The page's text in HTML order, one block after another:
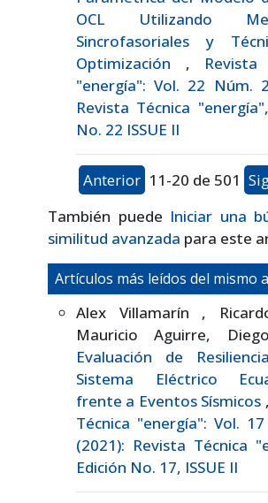
OCL Utilizando
Sincrofasoriales y
Optimización , Revista
"energía": Vol. 22 Núm.
Revista Técnica
No. 22 ISSUE II
Anterior 11-20 de 501
También puede Iniciar una
similitud avanzada para este
Artículos más leídos del mismo
Alex Villamarín ,
Mauricio Aguirre,
Evaluación de
Sistema Eléctrico
frente a Eventos Sísmicos ,
Técnica "energía": Vol.
(2021): Revista Técnica
Edición No. 17, ISSUE II